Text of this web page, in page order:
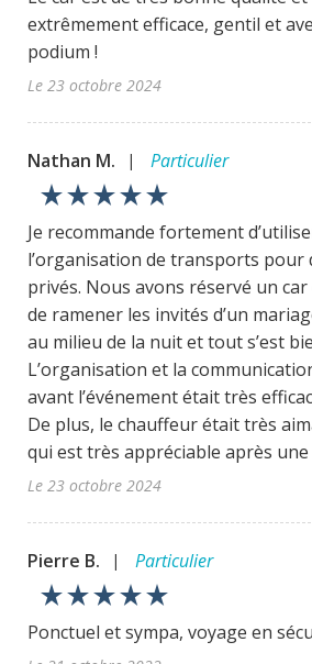
extrêmement efficace, gentil et
podium !
Le 23 octobre 2024
Nathan M. | Particulier
star_ratestar_ratestar_ratestar_ratestar_rate
Je recommande fortement
l’organisation de transports pour
privés. Nous avons réservé un car
de ramener les invités d’un
au milieu de la nuit et tout s’est
L’organisation et la
avant l’événement était très
De plus, le chauffeur était très
qui est très appréciable après
Le 23 octobre 2024
Pierre B. | Particulier
star_ratestar_ratestar_ratestar_ratestar_rate
Ponctuel et sympa, voyage en